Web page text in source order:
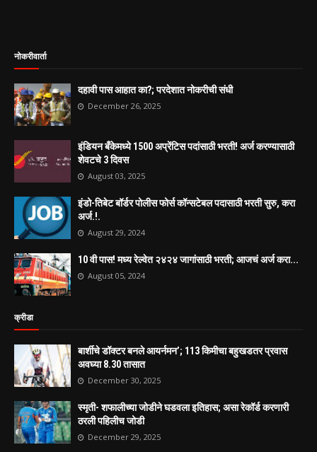
नोकरीवार्ता
दहावी पास आहात का?; परदेशात नोकरीची संधी
December 26, 2025
इंडियन बँकेमध्ये 1500 अप्रेंटिस पदांसाठी भरती! अर्ज करण्यासाठी
शेवटचे 3 दिवस
August 03, 2025
इंडो-तिबेट बॉर्डर पोलीस फोर्स कॉन्सटेबल पदासाठी भरती सुरु, करा
अर्ज.!.
August 29, 2024
10 वी पास! मध्य रेल्वेत २४२४ जागांसाठी भरती; आजचं अर्ज करा...
August 05, 2024
क्रीडा
बार्शीचे डॉक्टर बनले आयर्नमन’; 113 किमीचा बहुखडतर प्रवास
अवघ्या 8.30 तासात
December 30, 2025
स्मृती- शफालीच्या जोडीने घडवला इतिहास; असा रेकॉर्ड करणारी
ठरली पहिलीच जोडी
December 29, 2025